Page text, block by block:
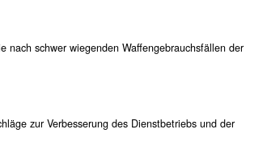
nach schwer wiegenden Waffengebrauchsfällen der
zur Verbesserung des Dienstbetriebs und der